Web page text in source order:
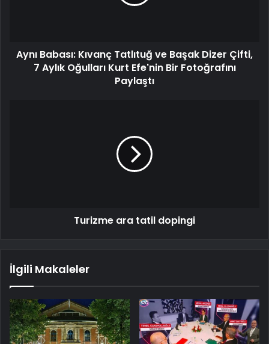
Aynı Babası: Kıvanç Tatlıtuğ ve Başak Dizer Çifti,
7 Aylık Oğulları Kurt Efe'nin Bir Fotoğrafını
Paylaştı
Turizme ara tatil dopingi
İlgili Makaleler